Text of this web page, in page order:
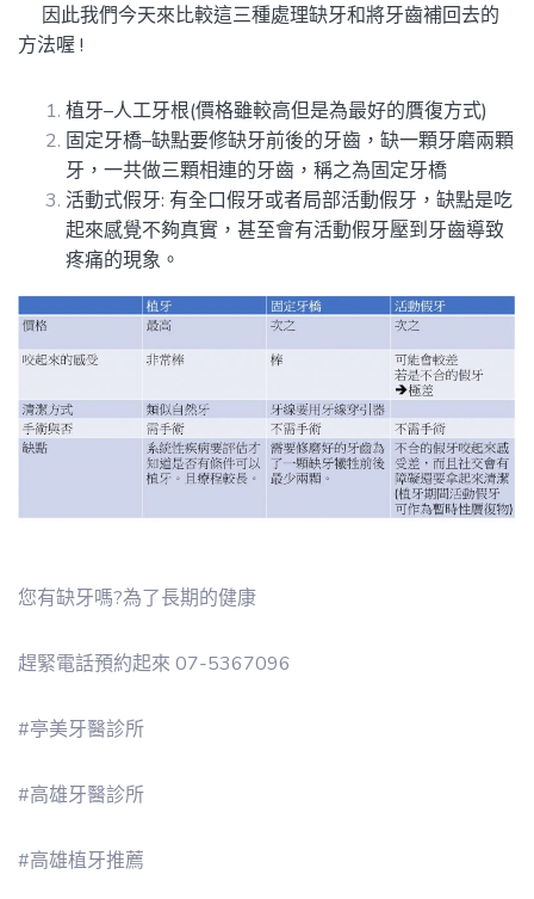
因此我們今天來比較這三種處理缺牙和將牙齒補回去的
方法喔!
植牙–人工牙根(價格雖較高但是為最好的贋復方式)
固定牙橋–缺點要修缺牙前後的牙齒，缺一顆牙磨兩顆
牙，一共做三顆相連的牙齒，稱之為固定牙橋
活動式假牙: 有全口假牙或者局部活動假牙，缺點是吃
起來感覺不夠真實，甚至會有活動假牙壓到牙齒導致
疼痛的現象。
您有缺牙嗎?為了長期的健康
趕緊電話預約起來 07-5367096
#亭美牙醫診所
#高雄牙醫診所
#高雄植牙推薦